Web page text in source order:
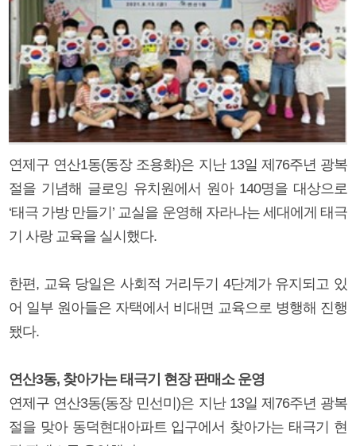
연제구 연산1동(동장 조용화)은 지난 13일 제76주년 광복
절을 기념해 글로잉 유치원에서 원아 140명을 대상으로
‘태극 가방 만들기’ 교실을 운영해 자라나는 세대에게 태극
기 사랑 교육을 실시했다.
한편, 교육 당일은 사회적 거리두기 4단계가 유지되고 있
어 일부 원아들은 자택에서 비대면 교육으로 병행해 진행
됐다.
연산3동, 찾아가는 태극기 현장 판매소 운영
연제구 연산3동(동장 민선미)은 지난 13일 제76주년 광복
절을 맞아 동덕현대아파트 입구에서 찾아가는 태극기 현